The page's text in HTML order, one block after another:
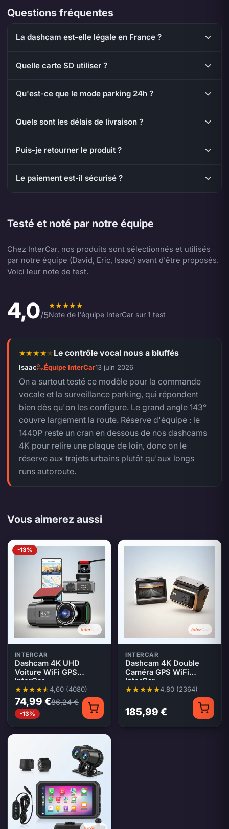
Questions fréquentes
La dashcam est-elle légale en France ?
Quelle carte SD utiliser ?
Qu'est-ce que le mode parking 24h ?
Quels sont les délais de livraison ?
Puis-je retourner le produit ?
Le paiement est-il sécurisé ?
Testé et noté par notre équipe
Chez InterCar, nos produits sont sélectionnés et utilisés
par notre équipe (David, Eric, Isaac) avant d'être proposés.
Voici leur note de test.
4,0/5Note de l'équipe InterCar sur 1 test
Note moyenne de l'équipe 4,0 sur 5.
4 sur 5.
Le contrôle vocal nous a bluffés
Isaac Équipe InterCar13 juin 2026
On a surtout testé ce modèle pour la commande
vocale et la surveillance parking, qui répondent
bien dès qu'on les configure. Le grand angle 143°
couvre largement la route. Réserve d'équipe : le
1440P reste un cran en dessous de nos dashcams
4K pour relire une plaque de loin, donc on le
réserve aux trajets urbains plutôt qu'aux longs
runs autoroute.
Vous aimerez aussi
-13%
INTERCAR
Dashcam 4K UHD
Voiture WiFi GPS
InterCar
4,60 (4080)
Note moyenne 4,60 sur 5, 4080 évaluations
74,99 €86,24 €
-13%
INTERCAR
Dashcam 4K Double
Caméra GPS WiFi
InterCar
4,80 (2364)
Note moyenne 4,80 sur 5, 2364
185,99 €